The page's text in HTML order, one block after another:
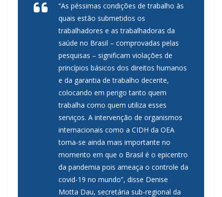
“As péssimas condições de trabalho às
quais estão submetidos os
trabalhadores e as trabalhadoras da
saúde no Brasil – comprovadas pelas
pesquisas – significam violações de
princípios básicos dos direitos humanos
e da garantia de trabalho decente,
colocando em perigo tanto quem
trabalha como quem utiliza esses
serviços. A intervenção de organismos
internacionais como a CIDH da OEA
torna-se ainda mais importante no
momento em que o Brasil é o epicentro
da pandemia pois ameaça o controle da
covid-19 no mundo”, disse Denise
Motta Dau, secretária sub-regional da